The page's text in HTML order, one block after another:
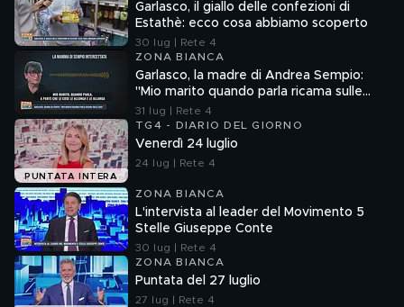
Garlasco, il giallo delle confezioni di
Estathè: ecco cosa abbiamo scoperto
30 lug | Rete 4
ZONA BIANCA
Garlasco, la madre di Andrea Sempio:
"Mio marito quando parla ricama sulle
cose"
31 lug | Rete 4
PUNTATA INTERA
TG4 - DIARIO DEL GIORNO
Venerdì 24 luglio
24 lug | Rete 4
ZONA BIANCA
L'intervista al leader del Movimento 5
Stelle Giuseppe Conte
30 lug | Rete 4
ZONA BIANCA
Puntata del 27 luglio
27 lug | Rete 4